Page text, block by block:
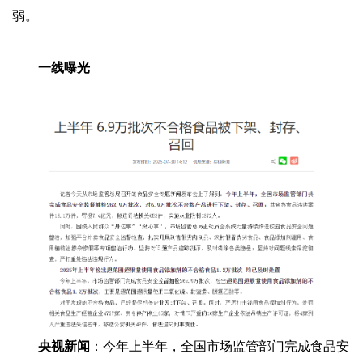
弱。
一线曝光
央视新闻 ：今年上半年，全国市场监管部门完成食品安